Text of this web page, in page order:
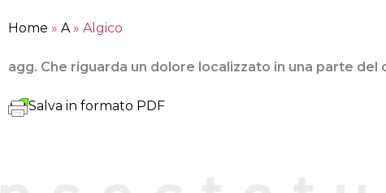
Home » A» Algico
agg. Che riguarda un dolore localizzato in una parte del
Salva in formato PDF